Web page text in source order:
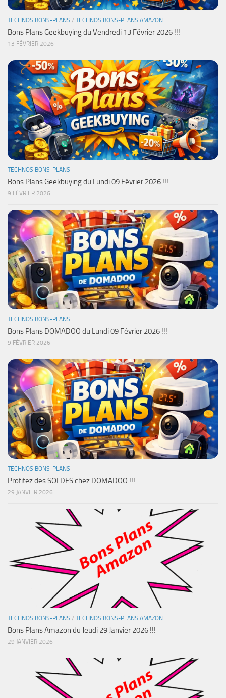
TECHNOS BONS-PLANS / TECHNOS BONS-PLANS AMAZON
Bons Plans Geekbuying du Vendredi 13 Février 2026 !!!
13 FÉVRIER 2026
TECHNOS BONS-PLANS
Bons Plans Geekbuying du Lundi 09 Février 2026 !!!
9 FÉVRIER 2026
TECHNOS BONS-PLANS
Bons Plans DOMADOO du Lundi 09 Février 2026 !!!
9 FÉVRIER 2026
TECHNOS BONS-PLANS
Profitez des SOLDES chez DOMADOO !!!
29 JANVIER 2026
TECHNOS BONS-PLANS / TECHNOS BONS-PLANS AMAZON
Bons Plans Amazon du Jeudi 29 Janvier 2026 !!!
29 JANVIER 2026